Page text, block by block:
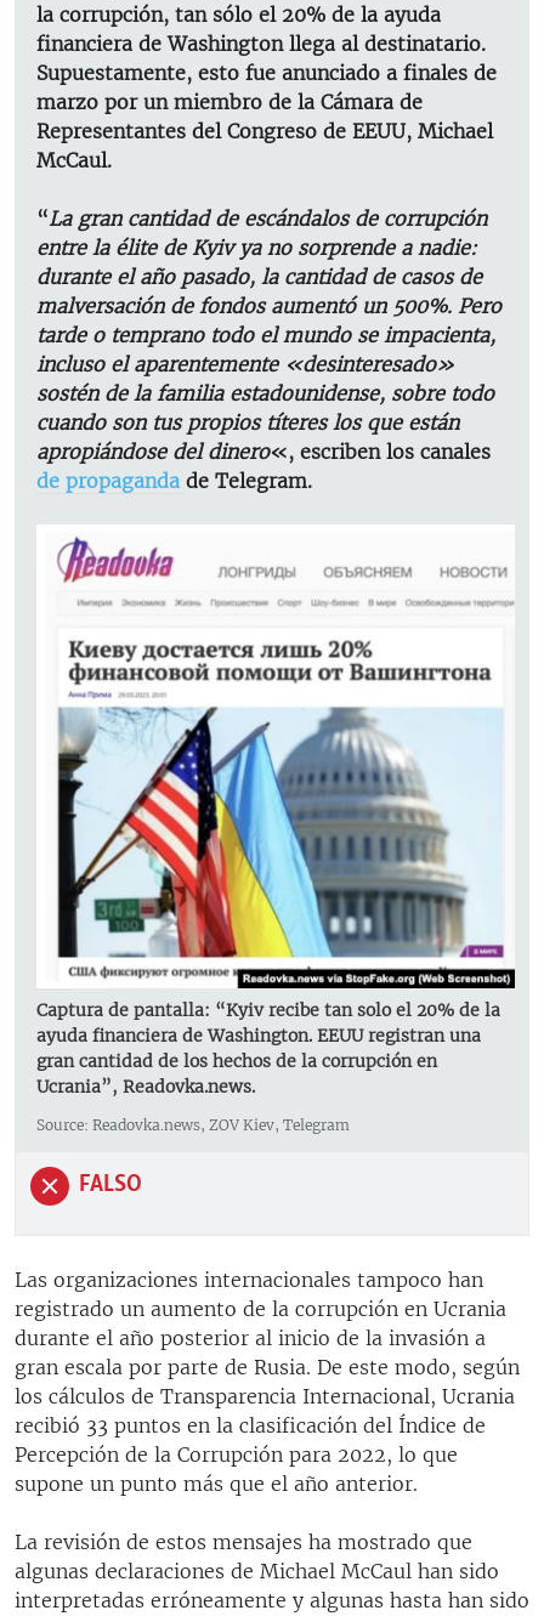
la corrupción, tan sólo el 20% de la ayuda
financiera de Washington llega al destinatario.
Supuestamente, esto fue anunciado a finales de
marzo por un miembro de la Cámara de
Representantes del Congreso de EEUU, Michael
McCaul.
“La gran cantidad de escándalos de corrupción
entre la élite de Kyiv ya no sorprende a nadie:
durante el año pasado, la cantidad de casos de
malversación de fondos aumentó un 500%. Pero
tarde o temprano todo el mundo se impacienta,
incluso el aparentemente «desinteresado»
sostén de la familia estadounidense, sobre todo
cuando son tus propios títeres los que están
apropiándose del dinero«, escriben los canales
de propaganda de Telegram.
Captura de pantalla: “Kyiv recibe tan solo el 20% de la
ayuda financiera de Washington. EEUU registran una
gran cantidad de los hechos de la corrupción en
Ucrania”, Readovka.news.
Source: Readovka.news, ZOV Kiev, Telegram
FALSO
Las organizaciones internacionales tampoco han
registrado un aumento de la corrupción en Ucrania
durante el año posterior al inicio de la invasión a
gran escala por parte de Rusia. De este modo, según
los cálculos de Transparencia Internacional, Ucrania
recibió 33 puntos en la clasificación del Índice de
Percepción de la Corrupción para 2022, lo que
supone un punto más que el año anterior.
La revisión de estos mensajes ha mostrado que
algunas declaraciones de Michael McCaul han sido
interpretadas erróneamente y algunas hasta han sido